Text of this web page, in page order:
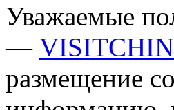
Уважаемые
—
размещение